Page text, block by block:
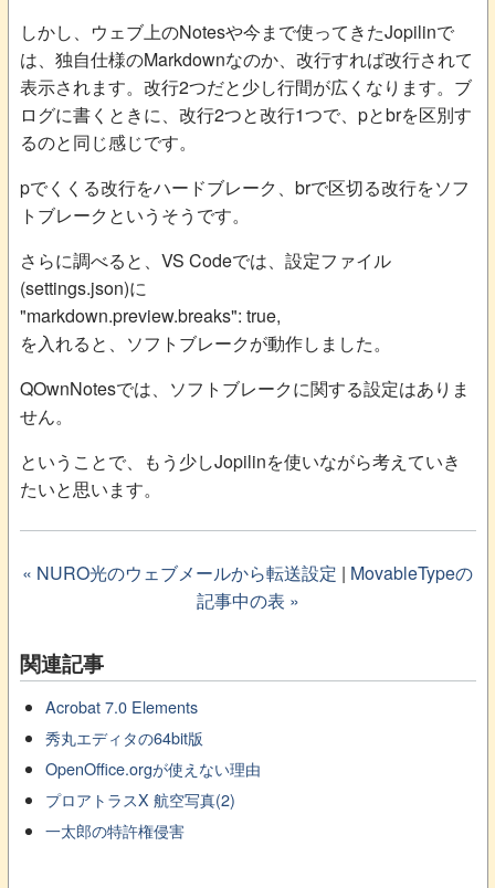
しかし、ウェブ上のNotesや今まで使ってきたJopilinで
は、独自仕様のMarkdownなのか、改行すれば改行されて
表示されます。改行2つだと少し行間が広くなります。ブ
ログに書くときに、改行2つと改行1つで、pとbrを区別す
るのと同じ感じです。
pでくくる改行をハードブレーク、brで区切る改行をソフ
トブレークというそうです。
さらに調べると、VS Codeでは、設定ファイル
(settings.json)に
"markdown.preview.breaks": true,
を入れると、ソフトブレークが動作しました。
QOwnNotesでは、ソフトブレークに関する設定はありま
せん。
ということで、もう少しJopilinを使いながら考えていき
たいと思います。
« NURO光のウェブメールから転送設定 | MovableTypeの
記事中の表 »
関連記事
Acrobat 7.0 Elements
秀丸エディタの64bit版
OpenOffice.orgが使えない理由
プロアトラスX 航空写真(2)
一太郎の特許権侵害